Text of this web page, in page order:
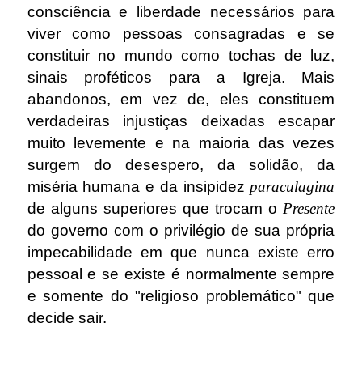
consciência e liberdade necessários para
viver como pessoas consagradas e se
constituir no mundo como tochas de luz,
sinais proféticos para a Igreja. Mais
abandonos, em vez de, eles constituem
verdadeiras injustiças deixadas escapar
muito levemente e na maioria das vezes
surgem do desespero, da solidão, da
miséria humana e da insipidezparaculagina
de alguns superiores que trocam oPresente
do governo com o privilégio de sua própria
impecabilidade em que nunca existe erro
pessoal e se existe é normalmente sempre
e somente do "religioso problemático" que
decide sair.